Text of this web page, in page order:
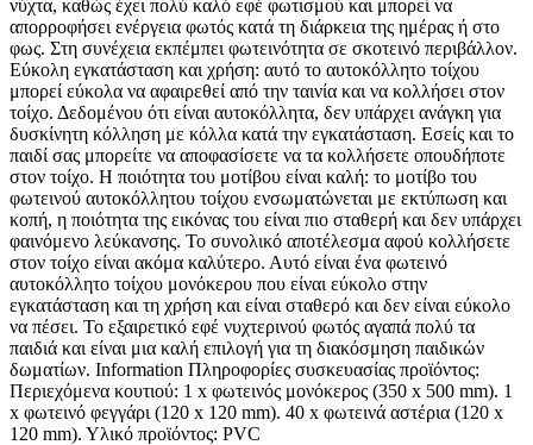
νύχτα, καθώς έχει πολύ καλό εφέ φωτισμού και μπορεί να
απορροφήσει ενέργεια φωτός κατά τη διάρκεια της ημέρας ή στο
φως. Στη συνέχεια εκπέμπει φωτεινότητα σε σκοτεινό περιβάλλον.
Εύκολη εγκατάσταση και χρήση: αυτό το αυτοκόλλητο τοίχου
μπορεί εύκολα να αφαιρεθεί από την ταινία και να κολλήσει στον
τοίχο. Δεδομένου ότι είναι αυτοκόλλητα, δεν υπάρχει ανάγκη για
δυσκίνητη κόλληση με κόλλα κατά την εγκατάσταση. Εσείς και το
παιδί σας μπορείτε να αποφασίσετε να τα κολλήσετε οπουδήποτε
στον τοίχο. Η ποιότητα του μοτίβου είναι καλή: το μοτίβο του
φωτεινού αυτοκόλλητου τοίχου ενσωματώνεται με εκτύπωση και
κοπή, η ποιότητα της εικόνας του είναι πιο σταθερή και δεν υπάρχει
φαινόμενο λεύκανσης. Το συνολικό αποτέλεσμα αφού κολλήσετε
στον τοίχο είναι ακόμα καλύτερο. Αυτό είναι ένα φωτεινό
αυτοκόλλητο τοίχου μονόκερου που είναι εύκολο στην
εγκατάσταση και τη χρήση και είναι σταθερό και δεν είναι εύκολο
να πέσει. Το εξαιρετικό εφέ νυχτερινού φωτός αγαπά πολύ τα
παιδιά και είναι μια καλή επιλογή για τη διακόσμηση παιδικών
δωματίων. Information Πληροφορίες συσκευασίας προϊόντος:
Περιεχόμενα κουτιού: 1 x φωτεινός μονόκερος (350 x 500 mm). 1
x φωτεινό φεγγάρι (120 x 120 mm). 40 x φωτεινά αστέρια (120 x
120 mm). Υλικό προϊόντος: PVC